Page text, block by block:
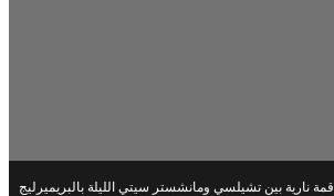
قمة نارية بين تشيلسي ومانشستر سيتي الليلة بالبريميرليج